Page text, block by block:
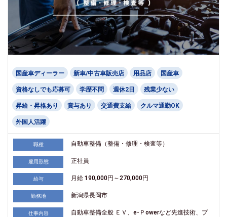
国産車ディーラー 新車/中古車販売店 用品店 国産車
資格なしでも応募可 学歴不問 週休2日 残業少ない
昇給・昇格あり 賞与あり 交通費支給 クルマ通勤OK
外国人活躍
職種 自動車整備（整備・修理・検査等）
雇用形態 正社員
給与 月給 190,000円～270,000円
勤務地 新潟県長岡市
仕事内容
自動車整備全般 ＥＶ、e-Ｐowerなど先進技術、プ